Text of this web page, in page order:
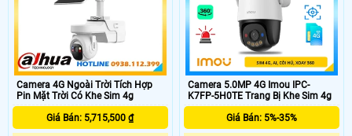
hợp giám sát mọi vị trí không có Wi-
cắm thẻ nhớ lên đến 512GB camera
phù hợp giám sát linh hoạt mà
không cần Wi-Fi.
Camera 4G Ngoài Trời Tích Hợp
Pin Mặt Trời Có Khe Sim 4g
Giá Bán: 5,715,500 ₫
Camera 5.0MP 4G Imou IPC-
K7FP-5H0TE Trang Bị Khe Sim 4g
Giá Bán: 5%-35%